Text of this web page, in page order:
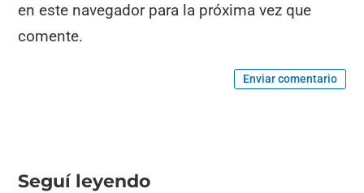
en este navegador para la próxima vez que
comente.
Enviar comentario
Seguí leyendo